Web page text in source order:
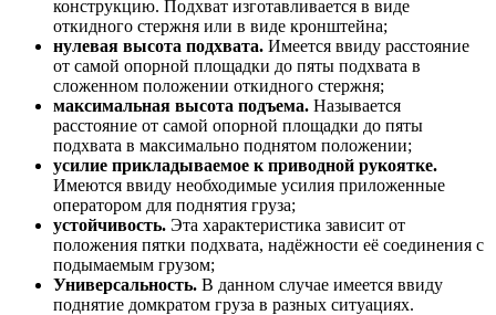
конструкцию. Подхват изготавливается в виде
откидного стержня или в виде кронштейна;
нулевая высота подхвата. Имеется ввиду расстояние
от самой опорной площадки до пяты подхвата в
сложенном положении откидного стержня;
максимальная высота подъема. Называется
расстояние от самой опорной площадки до пяты
подхвата в максимально поднятом положении;
усилие прикладываемое к приводной рукоятке.
Имеются ввиду необходимые усилия приложенные
оператором для поднятия груза;
устойчивость. Эта характеристика зависит от
положения пятки подхвата, надёжности её соединения с
подымаемым грузом;
Универсальность. В данном случае имеется ввиду
поднятие домкратом груза в разных ситуациях.